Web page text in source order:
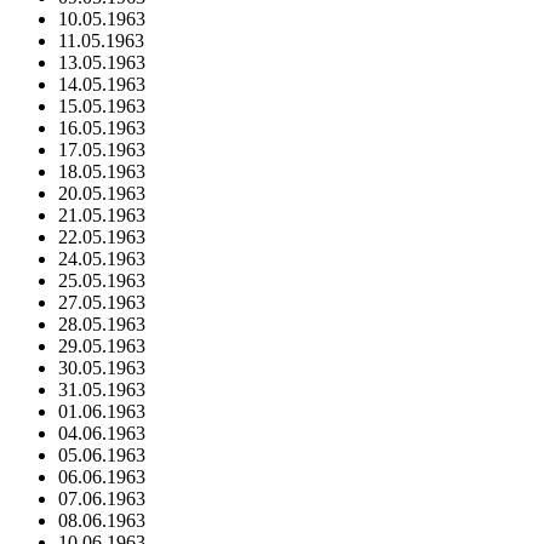
10.05.1963
11.05.1963
13.05.1963
14.05.1963
15.05.1963
16.05.1963
17.05.1963
18.05.1963
20.05.1963
21.05.1963
22.05.1963
24.05.1963
25.05.1963
27.05.1963
28.05.1963
29.05.1963
30.05.1963
31.05.1963
01.06.1963
04.06.1963
05.06.1963
06.06.1963
07.06.1963
08.06.1963